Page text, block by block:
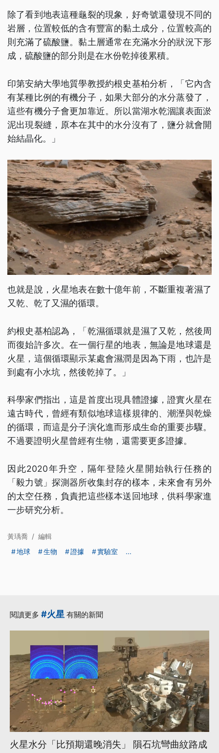
除了看到地表這種龜裂的現象，好奇號還發現不同的
岩層，位置較低的含有豐富的黏土成分，位置較高的
則充滿了硫酸鹽。黏土層通常在充滿水分的狀況下形
成，硫酸鹽的部分則是在水份乾掉後累積。
印第安納大學地質學教授約根史基柏分析，「它內含
有某種比例的有機分子，如果大部分的水分蒸發了，
這些有機分子會更加靠近。所以當湖水乾涸讓表面淤
泥出現裂縫，原本在其中的水分沒有了，鹽分就會開
始結晶化。」
也就是說，火星地表在數十億年前，不斷重複著濕了
又乾、乾了又濕的循環。
約根史基柏認為，「乾濕循環就是濕了又乾，然後周
而復始許多次。在一個行星的地表，無論是地球還是
火星，這個循環顯示某處會濕潤是因為下雨，也許是
到處有小水坑，然後乾掉了。」
科學家們指出，這是首度出現具體證據，證實火星在
遠古時代，曾經有類似地球這樣規律的、潮溼與乾燥
的循環，而這是分子演化進而形成生命的重要步驟。
不過要證明火星曾經有生物，還需要更多證據。
因此2020年升空，隔年登陸火星開始執行任務的
「毅力號」探測器所收集封存的樣本，未來會有另外
的太空任務，負責把這些樣本送回地球，供科學家進
一步研究分析。
黃瑀喬 / 編輯
地球
生物 證據 實驗室 ...
閱讀更多 #火星 有關的新聞
火星水分「比預期還晚消失」 隕石坑彎曲紋路成